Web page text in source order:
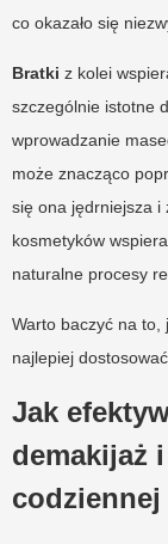
co okazało się
Bratki z kolei
szczególnie istotne
wprowadzanie
może znacząco
się ona jędrniejsza i
kosmetyków
naturalne procesy
Warto baczyć na to,
najlepiej
Jak
demakijaż
codziennej